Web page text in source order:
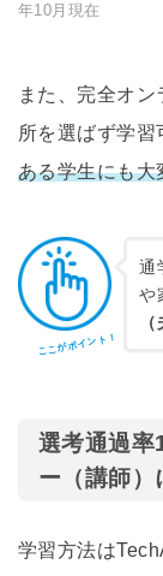
年10月現在
また、完全オ
所を選ばず学
ある学生にも大
ここがポイント！
通
や
選考通過率
ー（講師）
学習方法は